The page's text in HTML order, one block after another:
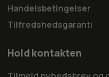
Handelsbetingelser
Tilfredshedsgaranti
Hold kontakten